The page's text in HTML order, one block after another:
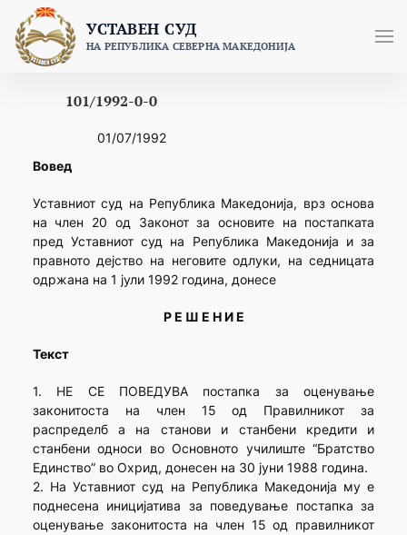
content
УСТАВЕН СУД
НА РЕПУБЛИКА СЕВЕРНА МАКЕДОНИЈА
101/1992-0-0
01/07/1992
Вовед
Уставниот суд на Република Македонија, врз основа
на член 20 од Законот за основите на постапката
пред Уставниот суд на Република Македонија и за
правното дејство на неговите одлуки, на седницата
одржана на 1 јули 1992 година, донесе
Р Е Ш Е Н И Е
Текст
1. НЕ СЕ ПОВЕДУВА постапка за оценување
законитоста на член 15 од Правилникот за
распределб а на станови и станбени кредити и
станбени односи во Основното училиште “Братство
Единство” во Охрид, донесен на 30 јуни 1988 година.
2. На Уставниот суд на Република Македонија му е
поднесена иницијатива за поведување постапка за
оценување законитоста на член 15 од правилникот